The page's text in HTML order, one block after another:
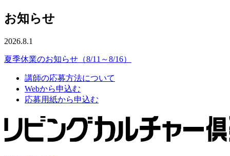
お知らせ
2026.8.1
夏季休業のお知らせ（8/11～8/16）
講師の応募方法について
Webから申込む
応募用紙から申込む